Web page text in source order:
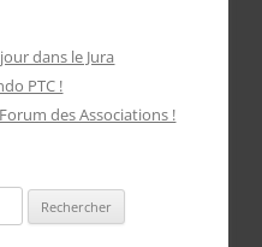
dans le Jura
PTC !
des Associations !